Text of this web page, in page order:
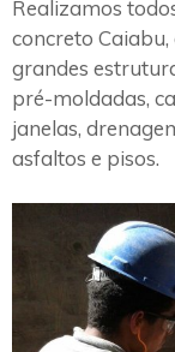
Realizamos
concreto
grandes
pré-moldadas,
janelas,
asfaltos e pisos.